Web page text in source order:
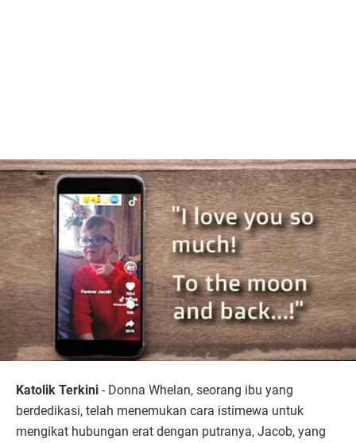
Katolik Terkini - Donna Whelan, seorang ibu yang
berdedikasi, telah menemukan cara istimewa untuk
mengikat hubungan erat dengan putranya, Jacob, yang